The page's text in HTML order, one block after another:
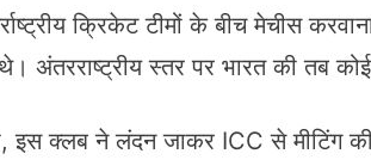
क्रिकेट टीमों के बीच मेचीस
स्तर पर भारत की तब कोई
क्लब ने लंदन जाकर ICC से मीटिंग